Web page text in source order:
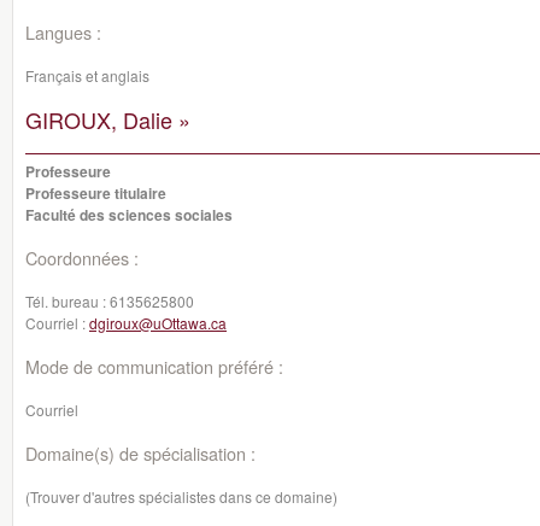
Langues :
Français et anglais
GIROUX, Dalie »
Professeure
Professeure titulaire
Faculté des sciences sociales
Coordonnées :
Tél. bureau :6135625800
Courriel :dgiroux@uOttawa.ca
Mode de communication préféré :
Courriel
Domaine(s) de spécialisation :
(Trouver d'autres spécialistes dans ce domaine)